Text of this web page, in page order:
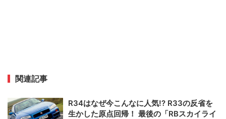
関連記事
R34はなぜ今こんなに人気!? R33の反省を
生かした原点回帰！ 最後の「RBスカイライ